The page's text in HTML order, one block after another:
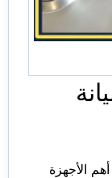
الأجهزة